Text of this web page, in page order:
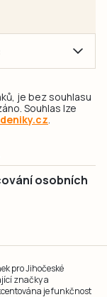
je bez souhlasu
Souhlas lze
.
osobních
pro Jihočeské
značky a
je funkčnost